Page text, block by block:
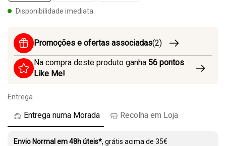
Disponibilidade imediata
Promoções e ofertas associadas(2)
Na compra deste produto ganha 56 pontos
Like Me!
Entrega
Entrega numa Morada Recolha em Loja
Envio Normal em 48h úteis*, grátis acima de 35€